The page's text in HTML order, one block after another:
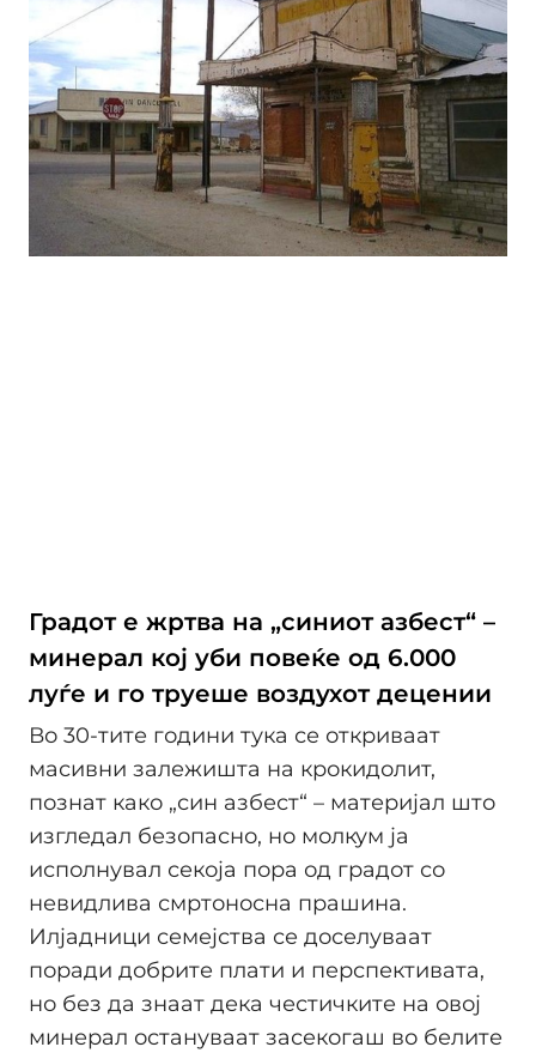
Градот е жртва на „синиот азбест“ –
минерал кој уби повеќе од 6.000
луѓе и го труеше воздухот децении
Во 30-тите години тука се откриваат
масивни залежишта на крокидолит,
познат како „син азбест“ – материјал што
изгледал безопасно, но молкум ја
исполнувал секоја пора од градот со
невидлива смртоносна прашина.
Илјадници семејства се доселуваат
поради добрите плати и перспективата,
но без да знаат дека честичките на овој
минерал остануваат засекогаш во белите